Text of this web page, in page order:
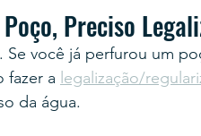
Preciso
. Se você já perfurou um
fazer a legalização/
da água.